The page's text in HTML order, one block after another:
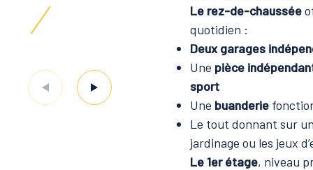
Le rez-de-chaussée
quotidien :
Deux garages
Une pièce
sport
Une buanderie
Le tout donnant sur
jardinage ou les jeux
Le 1er étage, niveau